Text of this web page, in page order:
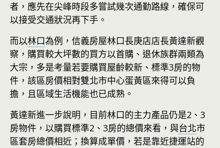
者，應先在尖峰時段多嘗試幾次通勤路線，確保可
以接受交通狀況再下手。
而以林口為例，信義房屋林口長庚店店長黃達新觀
察，購買較大坪數的買方以首購、退休族群兩類為
大宗，多是考量若要購買屋齡較新、標準3房的物
件，該區房價相對雙北市中心蛋黃區來得可以負
擔，且區域生活機能也已成熟。
黃達新進一步說明，目前林口的主力產品仍是2、3
房物件，以購買標準2、3房的總價來看，與台北市
區套房總價相近；換算成單價，若是靠近捷運站的